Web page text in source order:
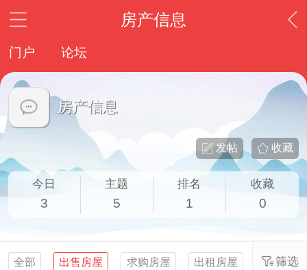
房产信息
门户 论坛
房产信息
收藏
发帖
今日
3
主题
5
排名
1
收藏
0
全部 出售房屋 求购房屋 出租房屋 求租房屋
筛选